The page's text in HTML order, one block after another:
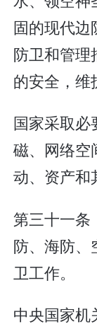
固的现代边
防卫和管理
的安全，维
国家采取必
磁、网络空
动、资产和
第三十一
防、海防、
卫工作。
中央国家机